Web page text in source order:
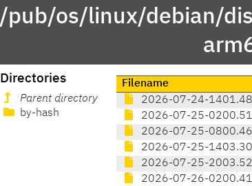
/pub/os/linux/debian/
Directories
Parent directory
by-hash
Filename
2026-07-24-
2026-07-25-
2026-07-25-
2026-07-25-
2026-07-25-
2026-07-26-